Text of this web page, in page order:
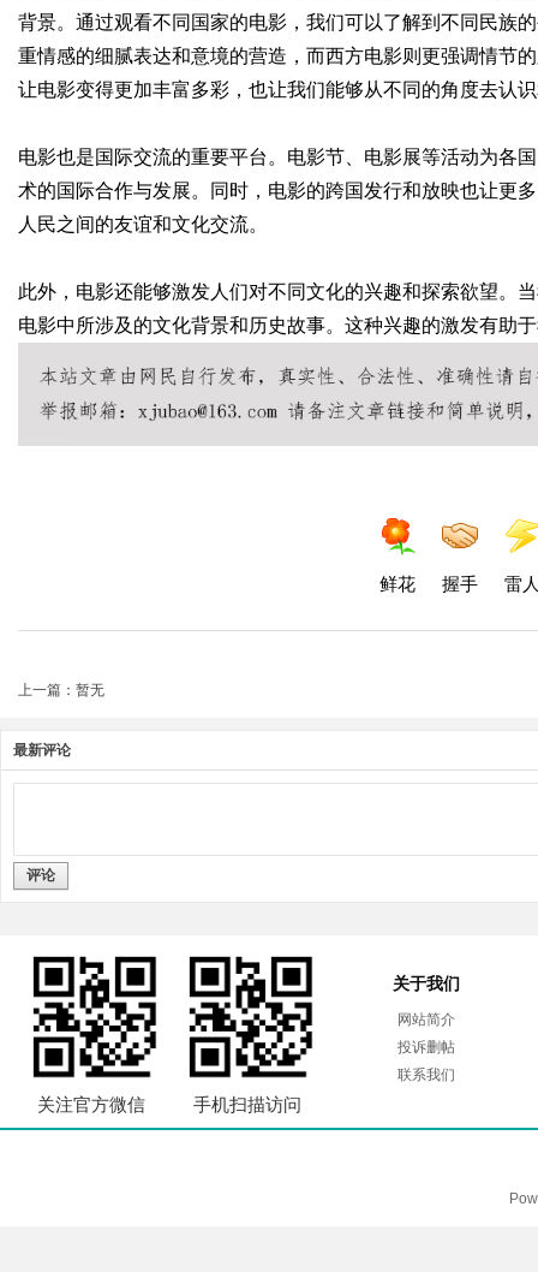
背景。通过观看不同国家的电影，我们可以了解到不同民族
重情感的细腻表达和意境的营造，而西方电影则更强调情节
让电影变得更加丰富多彩，也让我们能够从不同的角度去认
电影也是国际交流的重要平台。电影节、电影展等活动为各
术的国际合作与发展。同时，电影的跨国发行和放映也让更
人民之间的友谊和文化交流。
此外，电影还能够激发人们对不同文化的兴趣和探索欲望。
电影中所涉及的文化背景和历史故事。这种兴趣的激发有助
鲜花 握手 雷
上一篇：暂无
最新评论
评论
关注官方微信 手机扫描访问
关于我们
网站简介
投诉删帖
联系我们